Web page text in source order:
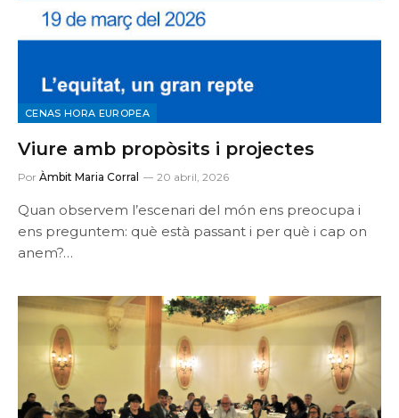
CENAS HORA EUROPEA
Viure amb propòsits i projectes
Por Àmbit Maria Corral 20 abril, 2026
Quan observem l’escenari del món ens preocupa i
ens preguntem: què està passant i per què i cap on
anem?…